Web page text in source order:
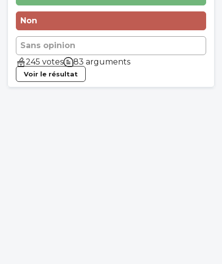
Non
Sans opinion
245 votes
83 arguments
Voir le résultat